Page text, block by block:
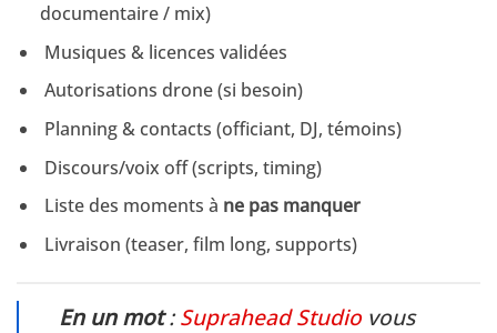
documentaire / mix)
Musiques & licences validées
Autorisations drone (si besoin)
Planning & contacts (officiant, DJ, témoins)
Discours/voix off (scripts, timing)
Liste des moments à ne pas manquer
Livraison (teaser, film long, supports)
En un mot:Suprahead Studiovous